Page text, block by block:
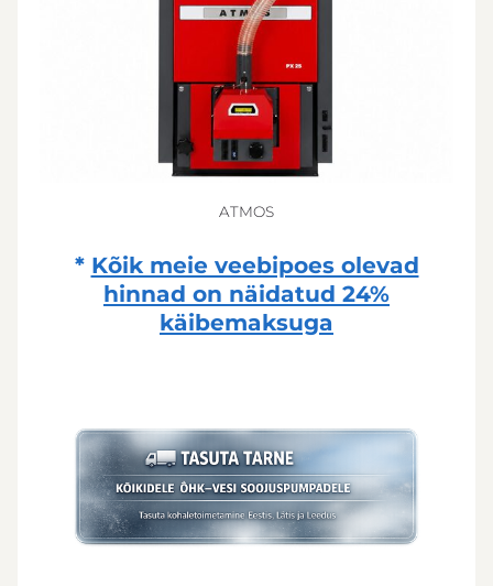
* Kõik meie veebipoes olevad
hinnad on näidatud 24%
käibemaksuga
ATMOS